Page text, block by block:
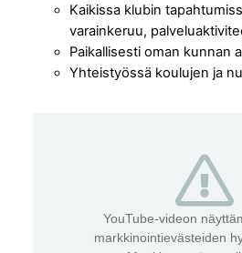
Kaikissa klubin
varainkeruu,
Paikallisesti oman kunnan
Yhteistyössä koulujen ja
YouTube-videon
markkinointievästeiden